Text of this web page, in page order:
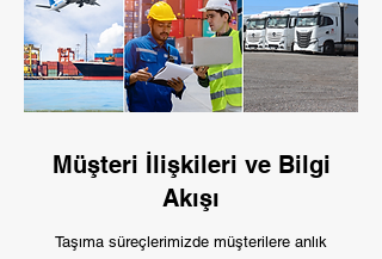
Müşteri İlişkileri ve Bilgi
Akışı
Taşıma süreçlerimizde müşterilere anlık